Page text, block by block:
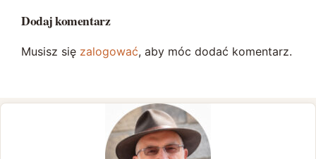
Dodaj komentarz
Musisz się zalogować, aby móc dodać komentarz.